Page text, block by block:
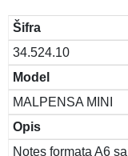
Šifra
34.524.10
Model
MALPENSA MINI
Opis
Notes formata A6